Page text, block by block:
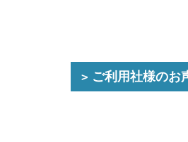
ご利用社様のお